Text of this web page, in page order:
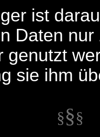
ist
Daten
genutzt
sie ihm
§§§